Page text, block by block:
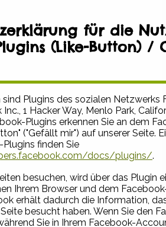
für die
(Like-Button) /
sind Plugins des sozialen Netzwerks
1 Hacker Way, Menlo Park,
Plugins erkennen Sie an dem
("Gefällt mir") auf unserer Seite.
finden Sie
docs/plugins/.
besuchen, wird über das Plugin
Ihrem Browser und dem
erhält dadurch die Information,
Seite besucht haben. Wenn Sie den
Sie in Ihrem Facebook-